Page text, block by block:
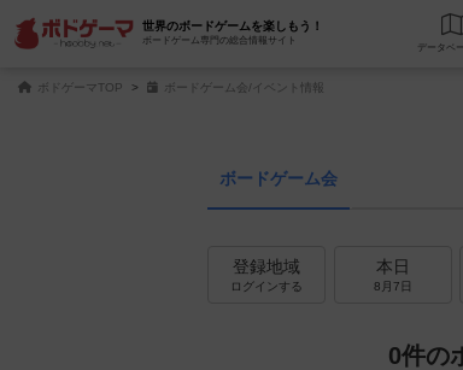
世界のボードゲームを楽しもう！
ボードゲーム専門の総合情報サイト
ボドゲーマTOP ボードゲーム会/イベント情報
ボードゲーム会
登録地域
ログインする
本日
8月7日
0件の